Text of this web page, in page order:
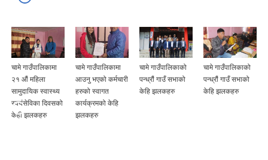
चामे गाउँपालिकामा
आउनु भएको कर्मचारी
हरुको स्वागत
कार्यक्रमको केहि
झलकहरु
चामे गाउँपालिकाको
पन्ध्रौं गाउँ सभाको
केहि झलकहरु
चामे गाउँपालिकाको
पन्ध्रौं गाउँ सभाको
केहि झलकहरु
चामे गाउँपालिकाको
जेष्ठ नागरिक, एकल
महिल र अपांग